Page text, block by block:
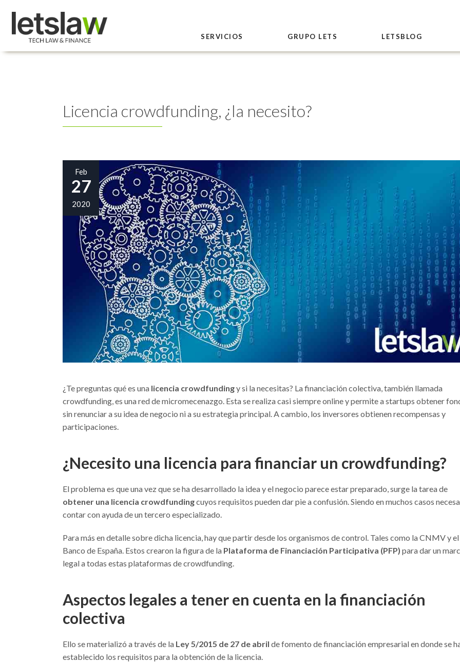
SERVICIOS GRUPO LETS LETSBLOG
Licencia crowdfunding, ¿la necesito?
Feb
27
2020
¿Te preguntas qué es una licencia crowdfundingy si la necesitas? La financiación colectiva, también llamada
crowdfunding, es una red de micromecenazgo. Esta se realiza casi siempre online y permite a startups obtener
sin renunciar a su idea de negocio ni a su estrategia principal. A cambio, los inversores obtienen recompensas y
participaciones.
¿Necesito una licencia para financiar un crowdfunding?
El problema es que una vez que se ha desarrollado la idea y el negocio parece estar preparado, surge la tarea de
obtener una licencia crowdfundingcuyos requisitos pueden dar pie a confusión. Siendo en muchos casos
contar con ayuda de un tercero especializado.
Para más en detalle sobre dicha licencia, hay que partir desde los organismos de control. Tales como la CNMV y el
Banco de España. Estos crearon la figura de la Plataforma de Financiación Participativa (PFP) para dar un
legal a todas estas plataformas de crowdfunding.
Aspectos legales a tener en cuenta en la financiación
colectiva
Ello se materializó a través de la Ley 5/2015 de 27 de abril de fomento de financiación empresarial en donde se
establecido los requisitos para la obtención de la licencia.